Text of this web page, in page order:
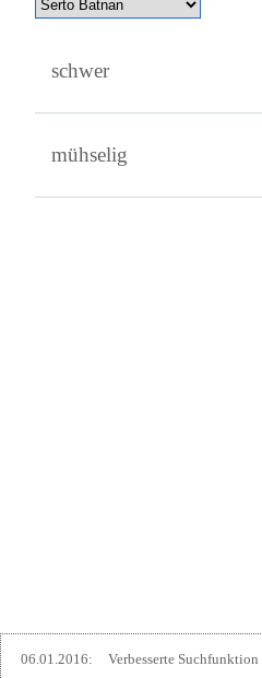
schwer
mühselig
06.01.2016: Verbesserte Suchfunktion